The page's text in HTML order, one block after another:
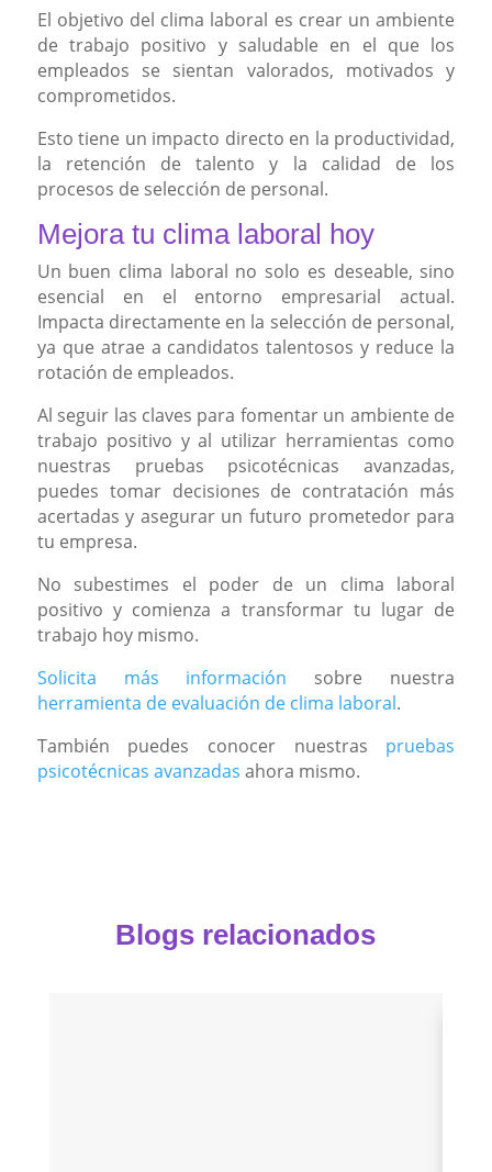
El objetivo del clima laboral es crear un ambiente
de trabajo positivo y saludable en el que los
empleados se sientan valorados, motivados y
comprometidos.
Esto tiene un impacto directo en la productividad,
la retención de talento y la calidad de los
procesos de selección de personal.
Mejora tu clima laboral hoy
Un buen clima laboral no solo es deseable, sino
esencial en el entorno empresarial actual.
Impacta directamente en la selección de personal,
ya que atrae a candidatos talentosos y reduce la
rotación de empleados.
Al seguir las claves para fomentar un ambiente de
trabajo positivo y al utilizar herramientas como
nuestras pruebas psicotécnicas avanzadas,
puedes tomar decisiones de contratación más
acertadas y asegurar un futuro prometedor para
tu empresa.
No subestimes el poder de un clima laboral
positivo y comienza a transformar tu lugar de
trabajo hoy mismo.
Solicita más información sobre nuestra
herramienta de evaluación de clima laboral.
También puedes conocer nuestras pruebas
psicotécnicas avanzadas ahora mismo.
Blogs relacionados